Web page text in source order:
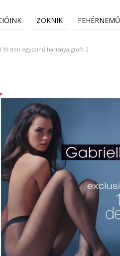
ZOKNIK FEHÉRNEMŰ
10 den egyszínű harisnya grafit 2